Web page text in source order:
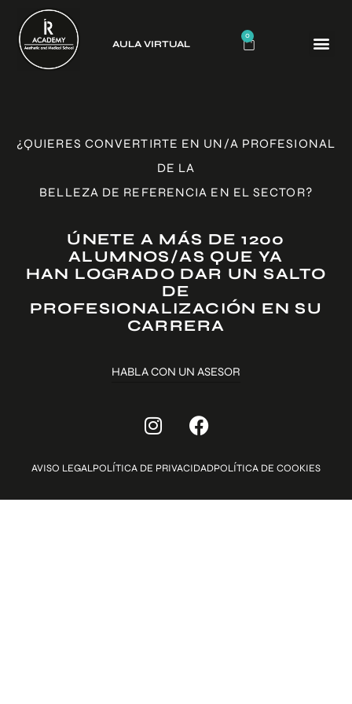
AULA VIRTUAL
0
¿QUIERES CONVERTIRTE EN UN/A PROFESIONAL
DE LA
BELLEZA DE REFERENCIA EN EL SECTOR?
ÚNETE A MÁS DE 1200
ALUMNOS/AS QUE YA
HAN LOGRADO DAR UN SALTO
DE
PROFESIONALIZACIÓN EN SU
CARRERA
HABLA CON UN ASESOR
AVISO LEGALPOLÍTICA DE PRIVACIDADPOLÍTICA DE COOKIES